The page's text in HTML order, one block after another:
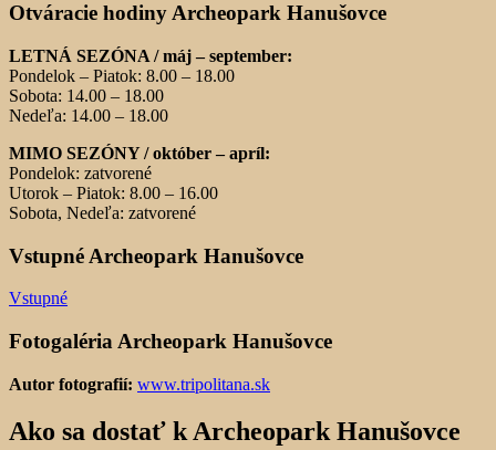
Otváracie hodiny Archeopark Hanušovce
LETNÁ SEZÓNA / máj – september:
Pondelok – Piatok: 8.00 – 18.00
Sobota: 14.00 – 18.00
Nedeľa: 14.00 – 18.00
MIMO SEZÓNY / október – apríl:
Pondelok: zatvorené
Utorok – Piatok: 8.00 – 16.00
Sobota, Nedeľa: zatvorené
Vstupné Archeopark Hanušovce
Vstupné
Fotogaléria Archeopark Hanušovce
Autor fotografií: www.tripolitana.sk
Ako sa dostať k Archeopark Hanušovce